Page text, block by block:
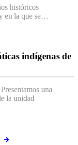
históricos
en la que se…
indígenas de
una
la unidad